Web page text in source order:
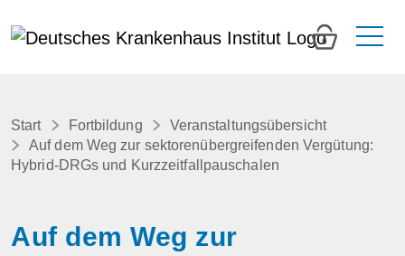
0
Start Fortbildung
Veranstaltungsübersicht
Auf dem Weg zur sektorenübergreifenden Vergütung:
Hybrid-DRGs und Kurzzeitfallpauschalen
Auf dem Weg zur